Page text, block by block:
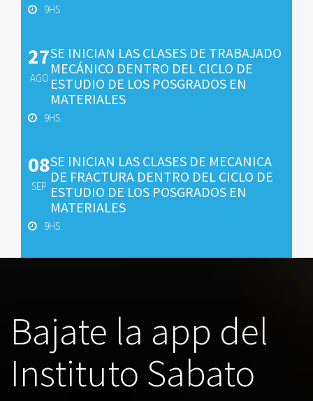
9HS.
27
AGO
SE INICIAN LAS CLASES DE TRABAJADO
MECÁNICO DENTRO DEL CICLO DE
ESTUDIO DE LOS POSGRADOS EN
MATERIALES
9HS.
08
SEP
SE INICIAN LAS CLASES DE MECANICA
DE FRACTURA DENTRO DEL CICLO DE
ESTUDIO DE LOS POSGRADOS EN
MATERIALES
9HS.
Bajate la app del
Instituto Sabato